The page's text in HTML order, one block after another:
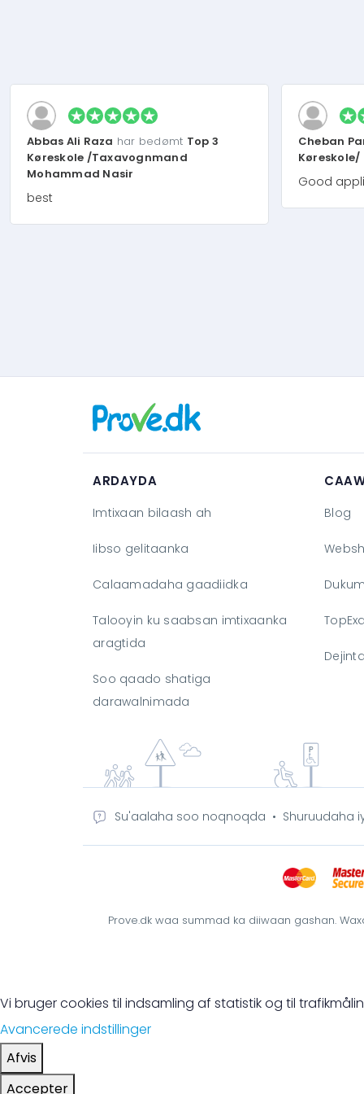
Abbas Ali Raza har bedømt Top 3
Køreskole /Taxavognmand
Mohammad Nasir
best
Cheban
Køreskole/
Good
ARDAYDA
Imtixaan bilaash ah
Iibso gelitaanka
Calaamadaha gaadiidka
Talooyin ku saabsan imtixaanka
aragtida
Soo qaado shatiga
darawalnimada
Blog
Su'aalaha soo noqnoqda • Shuruudaha
Prove.dk waa summad ka diiwaan gashan.
Vi bruger cookies til indsamling af statistik og til
Avancerede indstillinger
Afvis
Accepter